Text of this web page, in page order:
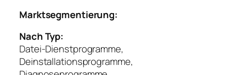
Marktsegmentierung:
Nach Typ:
Datei-Dienstprogramme,
Deinstallationsprogramme,